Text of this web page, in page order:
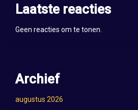
Laatste reacties
Geen reacties om te tonen.
Archief
augustus 2026